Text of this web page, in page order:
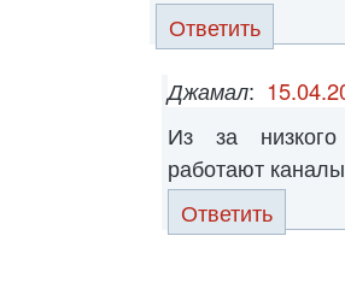
Ответить
Джамал:
Из за
работают
Ответить